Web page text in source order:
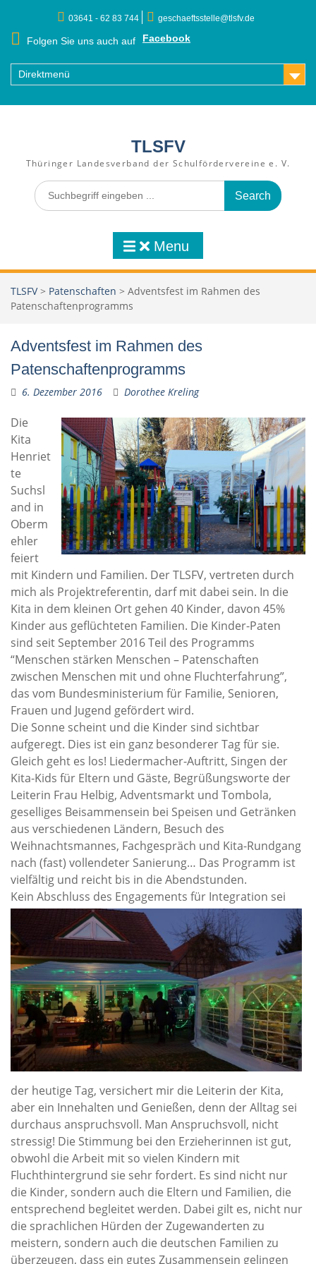
content
03641 - 62 83 744 geschaeftsstelle@tlsfv.de
Folgen Sie uns auch auf Facebook
Direktmenü
TLSFV
Thüringer Landesverband der Schulfördervereine e. V.
Search
for:
Menu
TLSFV> Patenschaften > Adventsfest im Rahmen des
Patenschaftenprogramms
Adventsfest im Rahmen des
Patenschaftenprogramms
6. Dezember 2016 Dorothee Kreling
Die
Kita
Henriet
te
Suchsl
and in
Oberm
ehler
feiert
mit Kindern und Familien. Der TLSFV, vertreten durch
mich als Projektreferentin, darf mit dabei sein. In die
Kita in dem kleinen Ort gehen 40 Kinder, davon 45%
Kinder aus geflüchteten Familien. Die Kinder-Paten
sind seit September 2016 Teil des Programms
“Menschen stärken Menschen – Patenschaften
zwischen Menschen mit und ohne Fluchterfahrung”,
das vom Bundesministerium für Familie, Senioren,
Frauen und Jugend gefördert wird.
Die Sonne scheint und die Kinder sind sichtbar
aufgeregt. Dies ist ein ganz besonderer Tag für sie.
Gleich geht es los! Liedermacher-Auftritt, Singen der
Kita-Kids für Eltern und Gäste, Begrüßungsworte der
Leiterin Frau Helbig, Adventsmarkt und Tombola,
geselliges Beisammensein bei Speisen und Getränken
aus verschiedenen Ländern, Besuch des
Weihnachtsmannes, Fachgespräch und Kita-Rundgang
nach (fast) vollendeter Sanierung… Das Programm ist
vielfältig und reicht bis in die Abendstunden.
Kein Abschluss des Engagements für Integration sei
der heutige Tag, versichert mir die Leiterin der Kita,
aber ein Innehalten und Genießen, denn der Alltag sei
durchaus anspruchsvoll. Man Anspruchsvoll, nicht
stressig! Die Stimmung bei den Erzieherinnen ist gut,
obwohl die Arbeit mit so vielen Kindern mit
Fluchthintergrund sie sehr fordert. Es sind nicht nur
die Kinder, sondern auch die Eltern und Familien, die
entsprechend begleitet werden. Dabei gilt es, nicht nur
die sprachlichen Hürden der Zugewanderten zu
meistern, sondern auch die deutschen Familien zu
überzeugen, dass ein gutes Zusammensein gelingen